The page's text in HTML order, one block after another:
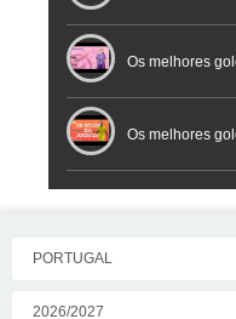
Placard
Os melhores
Placard
Os melhores
PORTUGAL
2026/2027